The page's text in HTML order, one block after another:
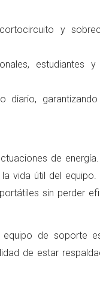
y
estudiantes y
diario,
de energía.
vida útil del equipo.
sin perder
equipo de soporte
de estar